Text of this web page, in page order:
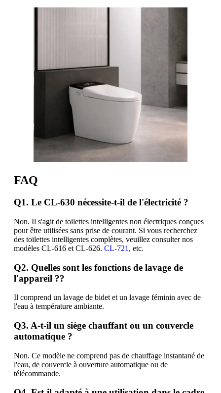
FAQ
Q1. Le CL-630 nécessite-t-il de l'électricité ?
Non. Il s'agit de toilettes intelligentes non électriques conçues
pour être utilisées sans prise de courant. Si vous recherchez
des toilettes intelligentes complètes, veuillez consulter nos
modèles CL-616 et CL-626. CL-721 , etc.
Q2. Quelles sont les fonctions de lavage de
l'appareil ??
Il comprend un lavage de bidet et un lavage féminin avec de
l'eau à température ambiante.
Q3. A-t-il un siège chauffant ou un couvercle
automatique ?
Non. Ce modèle ne comprend pas de chauffage instantané de
l'eau, de couvercle à ouverture automatique ou de
télécommande.